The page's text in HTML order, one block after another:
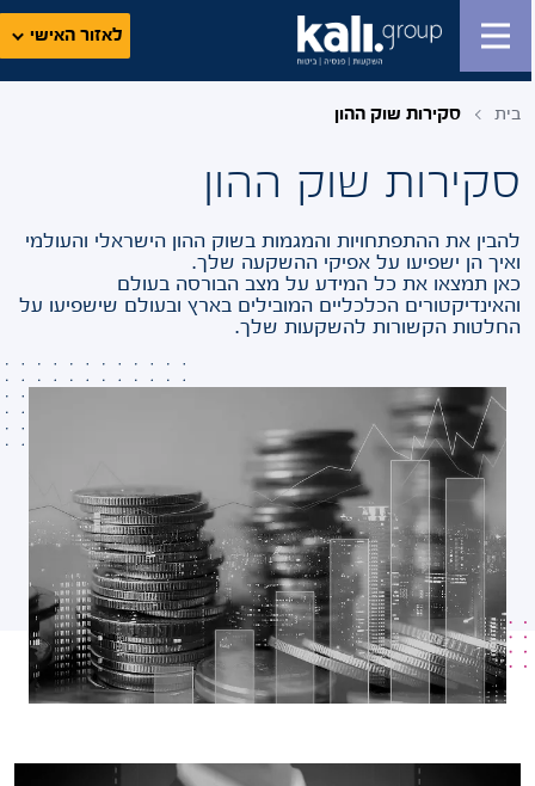
לאזור האישי
בית סקירות שוק ההון
סקירות שוק ההון
להבין את ההתפתחויות והמגמות בשוק ההון הישראלי והעולמי
ואיך הן ישפיעו על אפיקי ההשקעה שלך.
כאן תמצאו את כל המידע על מצב הבורסה בעולם
והאינדיקטורים הכלכליים המובילים בארץ ובעולם שישפיעו על
החלטות הקשורות להשקעות שלך.